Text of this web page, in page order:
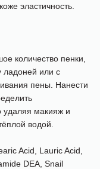
эластичность.
количество пенки,
ладоней или с
пены. Нанести
макияж и
водой.
Acid, Lauric Acid,
DEA, Snail